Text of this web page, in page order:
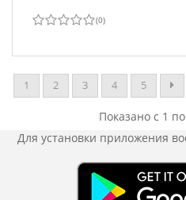
(0)
1 2 3 4 5
Показано с 1
Для установки приложения